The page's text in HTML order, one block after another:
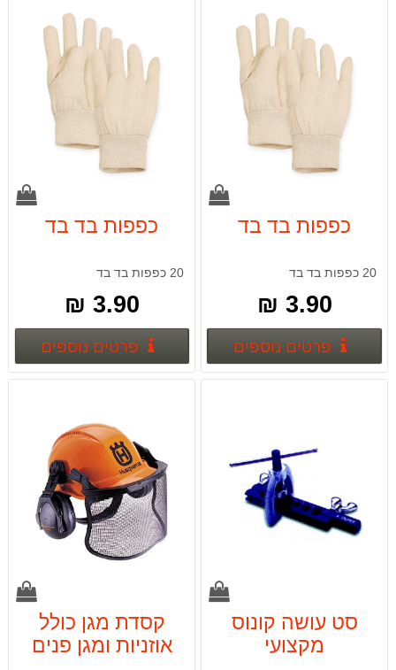
כפפות בד בד
20 כפפות בד בד
3.90 ₪
פרטים נוספיםפרטים נוספים
כפפות בד בד
20 כפפות בד בד
3.90 ₪
פרטים נוספים
סט עושה קונוס
מקצועי
קסדת מגן כולל
אוזניות ומגן פנים